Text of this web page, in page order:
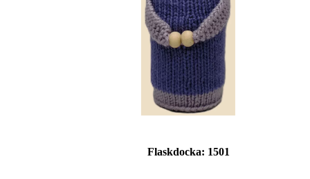
Flaskdocka: 1501